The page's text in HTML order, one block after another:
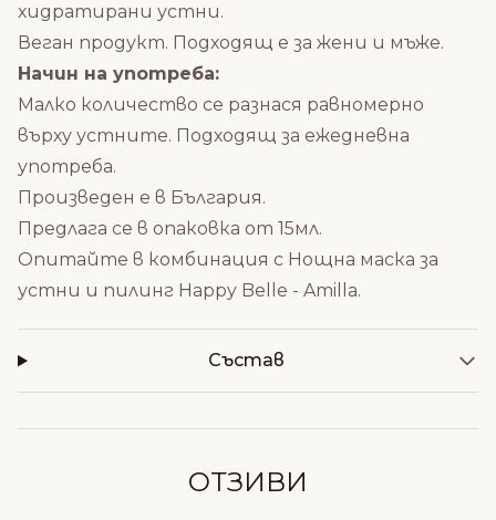
хидратирани устни.
Веган продукт. Подходящ е за жени и мъже.
Начин на употреба:
Малко количество се разнася равномерно
върху устните. Подходящ за ежедневна
употреба.
Произведен е в България.
Предлага се в опаковка от 15мл.
Опитайте в комбинация с Нощна маска за
устни и пилинг Happy Belle - Amilla.
Състав
ОТЗИВИ